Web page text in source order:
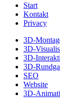
Start
Kontakt
Privacy
3D-
3D-
3D-
3D-
SEO
Website
3D-